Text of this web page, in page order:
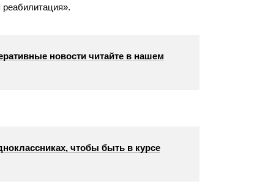
реабилитация».
новости читайте в нашем
чтобы быть в курсе